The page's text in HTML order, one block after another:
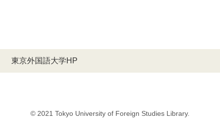
東京外国語大学HP
© 2021 Tokyo University of Foreign Studies Library.